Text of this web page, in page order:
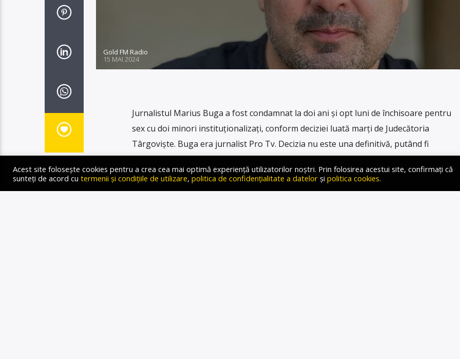
Gold FM Radio
15 MAI 2024
Jurnalistul Marius Buga a fost condamnat la doi ani şi opt luni de închisoare pentru
sex cu doi minori instituţionalizaţi, conform deciziei luată marţi de Judecătoria
Târgovişte. Buga era jurnalist Pro Tv. Decizia nu este una definitivă, putând fi
atacată cu apel în termen de 10 zile. Instanţa l-a condamnat la doi ani de închisoare
pentru […]
Acest site folosește cookies pentru a crea cea mai optimă experiență utilizatorilor noștri. Prin folosirea acestui site, confirmați că
sunteți de acord cu termenii și condițiile de utilizare, politica de confidențialitate a datelor și politica cookies.